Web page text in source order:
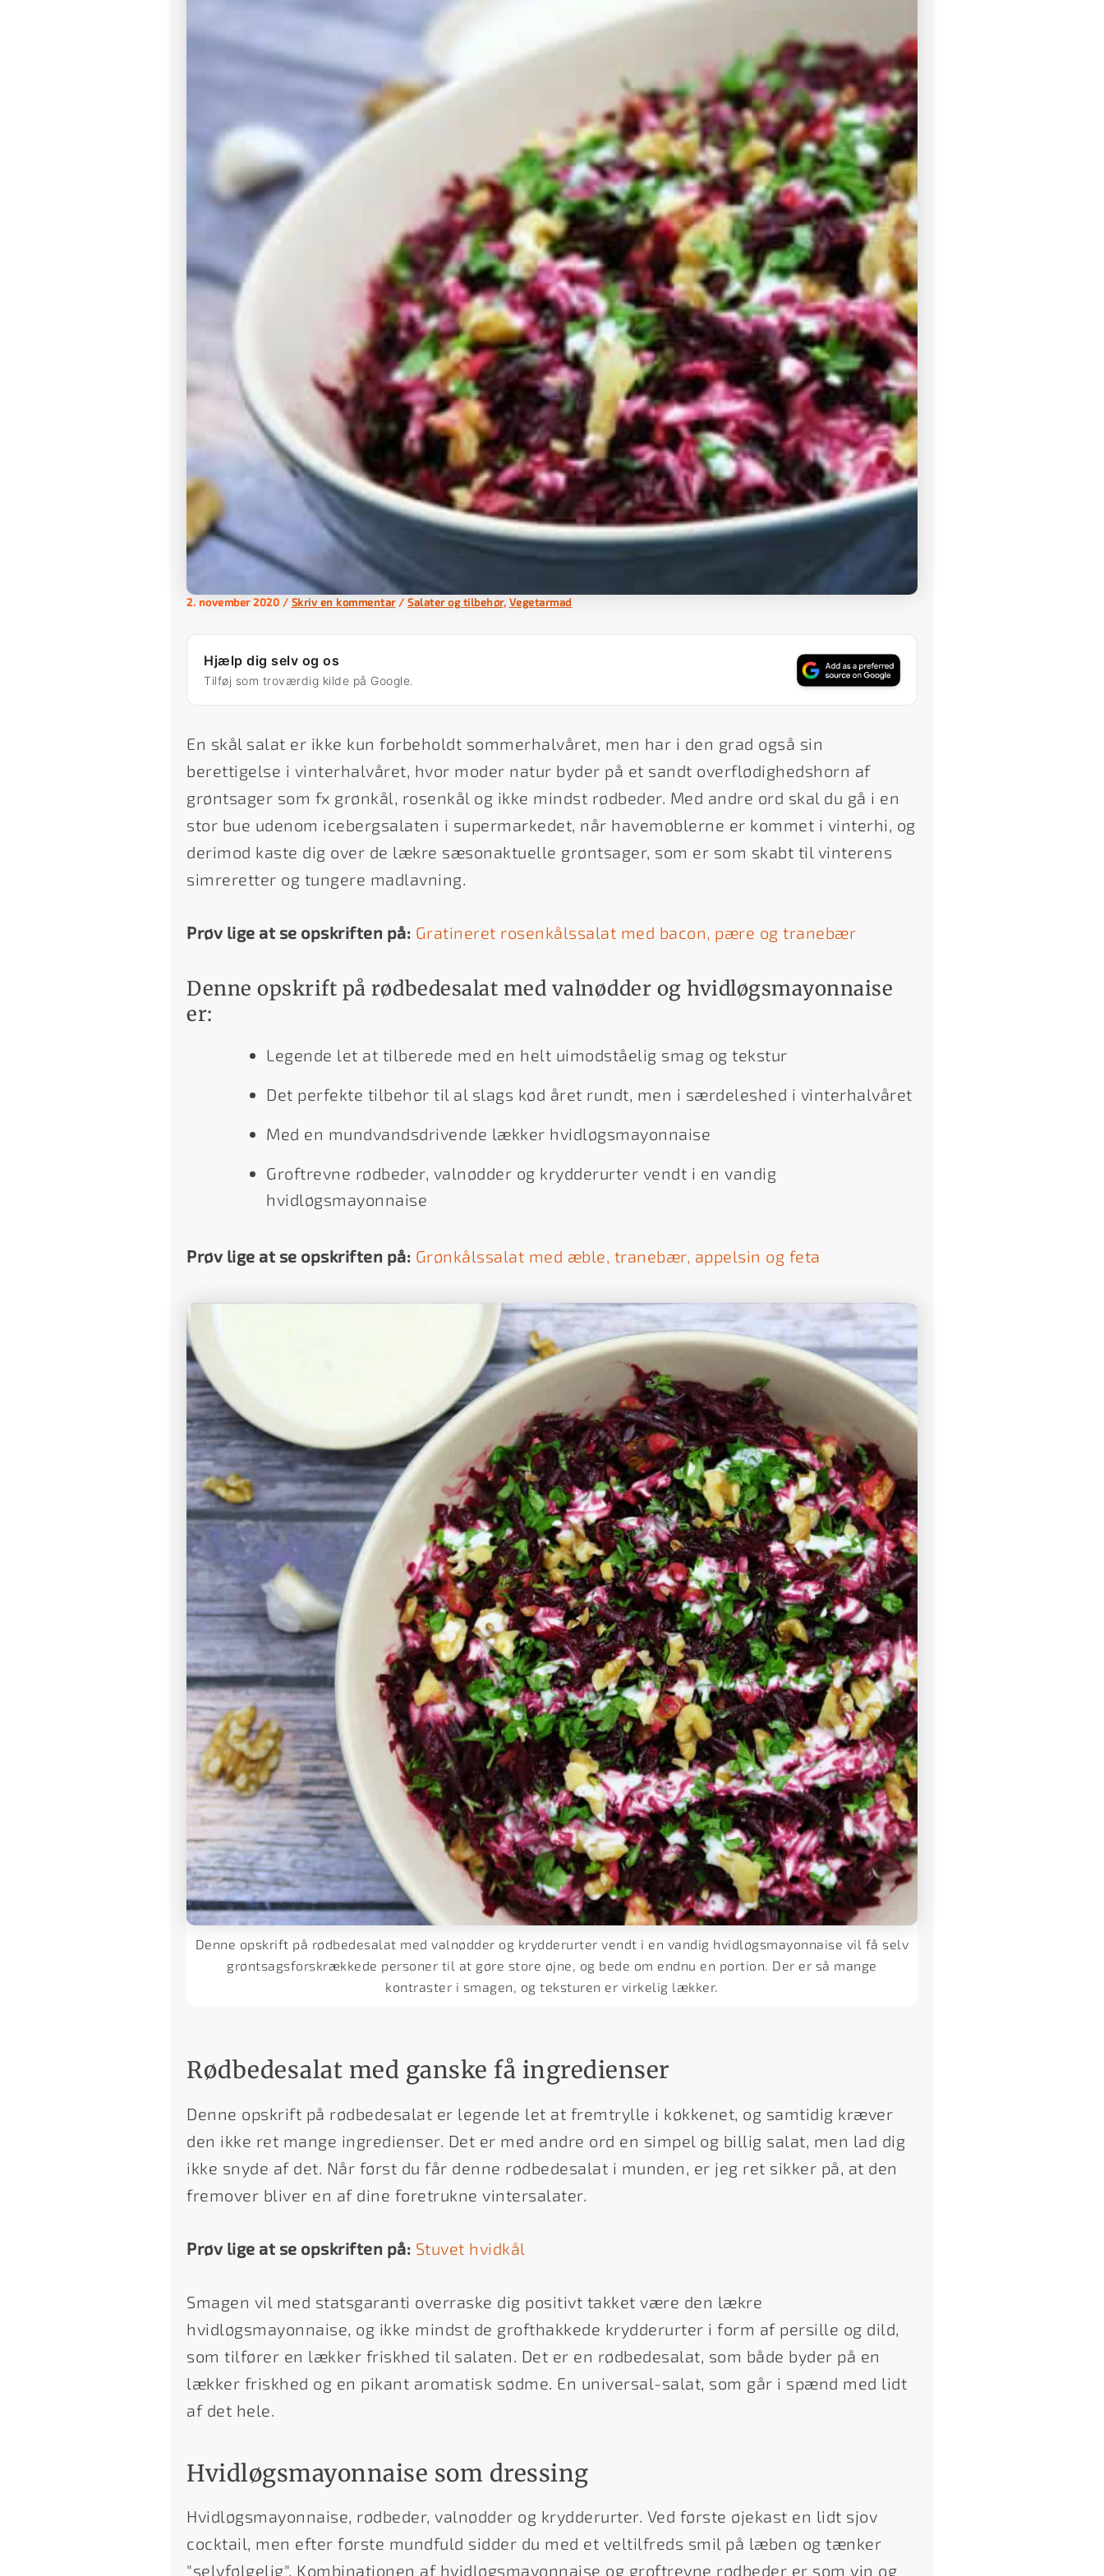
2. november 2020 / Skriv en kommentar / Salater og tilbehør, Vegetarmad
Hjælp dig selv og os
Tilføj som troværdig kilde på Google.
En skål salat er ikke kun forbeholdt sommerhalvåret, men har i den grad også sin
berettigelse i vinterhalvåret, hvor moder natur byder på et sandt overflødighedshorn af
grøntsager som fx grønkål, rosenkål og ikke mindst rødbeder. Med andre ord skal du gå i en
stor bue udenom icebergsalaten i supermarkedet, når havemøblerne er kommet i vinterhi, og
derimod kaste dig over de lækre sæsonaktuelle grøntsager, som er som skabt til vinterens
simreretter og tungere madlavning.
Prøv lige at se opskriften på: Gratineret rosenkålssalat med bacon, pære og tranebær
Denne opskrift på rødbedesalat med valnødder og hvidløgsmayonnaise
er:
Legende let at tilberede med en helt uimodståelig smag og tekstur
Det perfekte tilbehør til al slags kød året rundt, men i særdeleshed i vinterhalvåret
Med en mundvandsdrivende lækker hvidløgsmayonnaise
Groftrevne rødbeder, valnødder og krydderurter vendt i en vandig
hvidløgsmayonnaise
Prøv lige at se opskriften på: Grønkålssalat med æble, tranebær, appelsin og feta
Denne opskrift på rødbedesalat med valnødder og krydderurter vendt i en vandig hvidløgsmayonnaise vil få selv
grøntsagsforskrækkede personer til at gøre store øjne, og bede om endnu en portion. Der er så mange
kontraster i smagen, og teksturen er virkelig lækker.
Rødbedesalat med ganske få ingredienser
Denne opskrift på rødbedesalat er legende let at fremtrylle i køkkenet, og samtidig kræver
den ikke ret mange ingredienser. Det er med andre ord en simpel og billig salat, men lad dig
ikke snyde af det. Når først du får denne rødbedesalat i munden, er jeg ret sikker på, at den
fremover bliver en af dine foretrukne vintersalater.
Prøv lige at se opskriften på: Stuvet hvidkål
Smagen vil med statsgaranti overraske dig positivt takket være den lækre
hvidløgsmayonnaise, og ikke mindst de grofthakkede krydderurter i form af persille og dild,
som tilfører en lækker friskhed til salaten. Det er en rødbedesalat, som både byder på en
lækker friskhed og en pikant aromatisk sødme. En universal-salat, som går i spænd med lidt
af det hele.
Hvidløgsmayonnaise som dressing
Hvidløgsmayonnaise, rødbeder, valnødder og krydderurter. Ved første øjekast en lidt sjov
cocktail, men efter første mundfuld sidder du med et veltilfreds smil på læben og tænker
"selvfølgelig". Kombinationen af hvidløgsmayonnaise og groftrevne rødbeder er som yin og